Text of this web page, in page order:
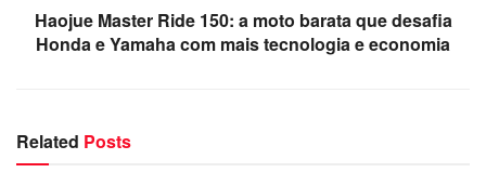
Haojue Master Ride 150: a moto barata que desafia
Honda e Yamaha com mais tecnologia e economia
Related Posts